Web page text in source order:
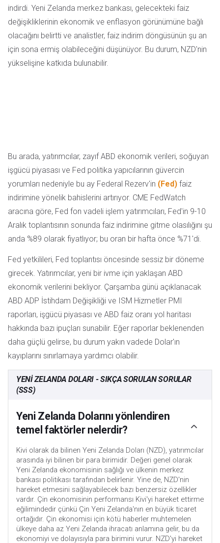
indirdi. Yeni Zelanda merkez bankası, gelecekteki faiz
değişikliklerinin ekonomik ve enflasyon görünümüne bağlı
olacağını belirtti ve analistler, faiz indirim döngüsünün şu an
için sona ermiş olabileceğini düşünüyor. Bu durum, NZD'nin
yükselişine katkıda bulunabilir.
Bu arada, yatırımcılar, zayıf ABD ekonomik verileri, soğuyan
işgücü piyasası ve Fed politika yapıcılarının güvercin
yorumları nedeniyle bu ay Federal Rezerv'in (Fed) faiz
indirimine yönelik bahislerini artırıyor. CME FedWatch
aracına göre, Fed fon vadeli işlem yatırımcıları, Fed'in 9-10
Aralık toplantısının sonunda faiz indirimine gitme olasılığını şu
anda %89 olarak fiyatlıyor; bu oran bir hafta önce %71'di.
Fed yetkilileri, Fed toplantısı öncesinde sessiz bir döneme
girecek. Yatırımcılar, yeni bir ivme için yaklaşan ABD
ekonomik verilerini bekliyor. Çarşamba günü açıklanacak
ABD ADP İstihdam Değişikliği ve ISM Hizmetler PMI
raporları, işgücü piyasası ve ABD faiz oranı yol haritası
hakkında bazı ipuçları sunabilir. Eğer raporlar beklenenden
daha güçlü gelirse, bu durum yakın vadede Dolar'ın
kayıplarını sınırlamaya yardımcı olabilir.
YENI ZELANDA DOLARI - SIKÇA SORULAN SORULAR
(SSS)
Yeni Zelanda Dolarını yönlendiren
temel faktörler nelerdir?
Kivi olarak da bilinen Yeni Zelanda Doları (NZD), yatırımcılar
arasında iyi bilinen bir para birimidir. Değeri genel olarak
Yeni Zelanda ekonomisinin sağlığı ve ülkenin merkez
bankası politikası tarafından belirlenir. Yine de, NZD'nin
hareket etmesini sağlayabilecek bazı benzersiz özellikler
vardır. Çin ekonomisinin performansı Kivi'yi hareket ettirme
eğilimindedir çünkü Çin Yeni Zelanda'nın en büyük ticaret
ortağıdır. Çin ekonomisi için kötü haberler muhtemelen
ülkeye daha az Yeni Zelanda ihracatı anlamına gelir, bu da
ekonomiyi ve dolayısıyla para birimini vurur. NZD'yi hareket